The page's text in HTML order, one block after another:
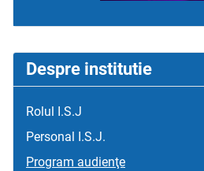
Despre institutie
Rolul I.S.J
Personal I.S.J.
Program audienţe